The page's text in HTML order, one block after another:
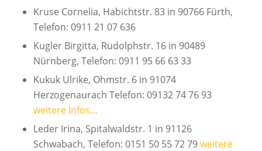
Kruse Cornelia, Habichtstr. 83 in 90766 Fürth,
Telefon: 0911 21 07 636
Kugler Birgitta, Rudolphstr. 16 in 90489
Nürnberg, Telefon: 0911 95 66 63 33
Kukuk Ulrike, Ohmstr. 6 in 91074
Herzogenaurach Telefon: 09132 74 76 93
weitere Infos…
Leder Irina, Spitalwaldstr. 1 in 91126
Schwabach, Telefon: 0151 50 55 72 79weitere